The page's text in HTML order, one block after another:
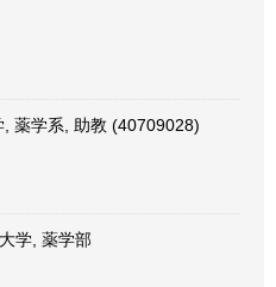
, 薬学系, 助教 (40709028)
学, 薬学部